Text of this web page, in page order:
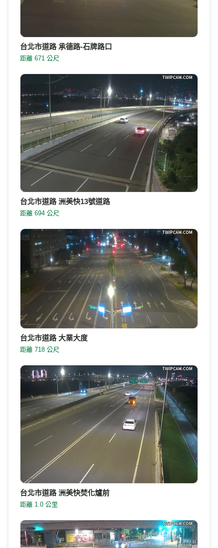
台北市道路 承德路-石牌路口
距離 671 公尺
台北市道路 洲美快13號道路
距離 694 公尺
台北市道路 大業大度
距離 718 公尺
台北市道路 洲美快焚化爐前
距離 1.0 公里